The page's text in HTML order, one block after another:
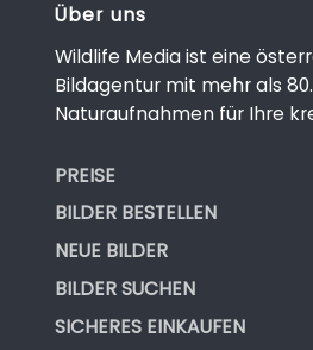
Über uns
Wildlife Media ist eine
Bildagentur mit mehr als
Naturaufnahmen für Ihre
PREISE
BILDER BESTELLEN
NEUE BILDER
BILDER SUCHEN
SICHERES EINKAUFEN